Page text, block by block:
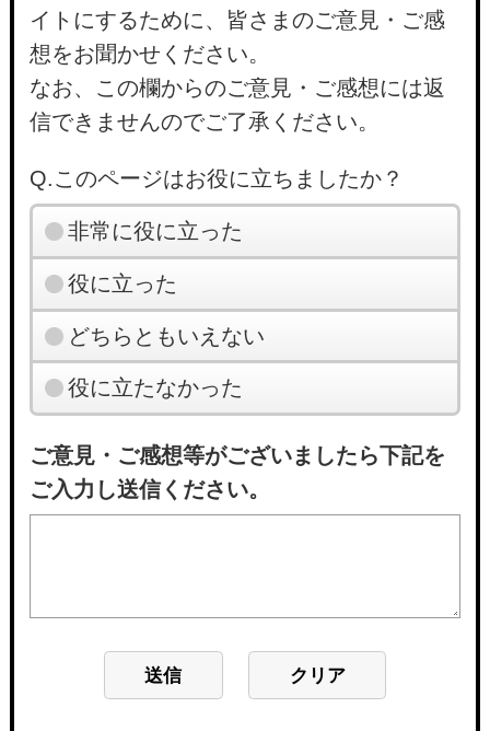
イトにするために、皆さまのご意見・ご感
想をお聞かせください。
なお、この欄からのご意見・ご感想には返
信できませんのでご了承ください。
Q.このページはお役に立ちましたか？
非常に役に立った
役に立った
どちらともいえない
役に立たなかった
ご意見・ご感想等がございましたら下記を
ご入力し送信ください。